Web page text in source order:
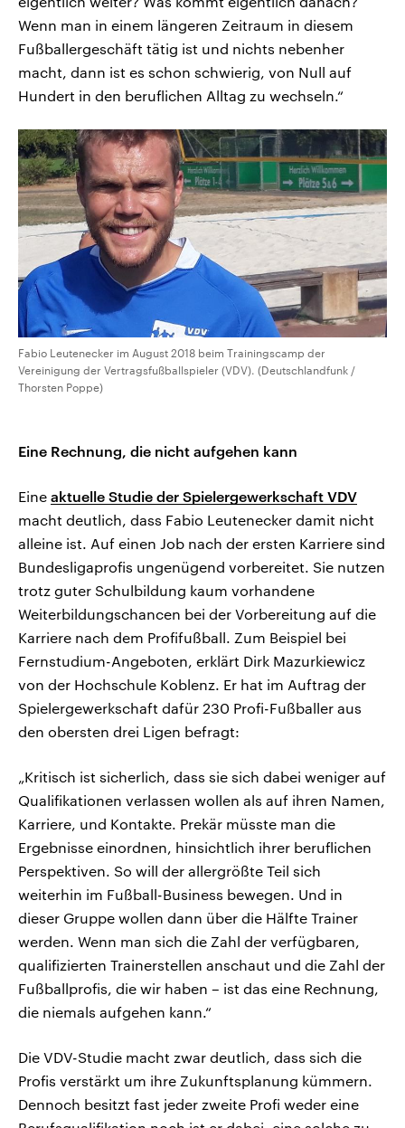
Wenn man in einem längeren Zeitraum in diesem
Fußballergeschäft tätig ist und nichts nebenher
macht, dann ist es schon schwierig, von Null auf
Hundert in den beruflichen Alltag zu wechseln.“
Fabio Leutenecker im August 2018 beim Trainingscamp der
Vereinigung der Vertragsfußballspieler (VDV). (Deutschlandfunk /
Thorsten Poppe)
Eine Rechnung, die nicht aufgehen kann
Eine aktuelle Studie der Spielergewerkschaft VDV
macht deutlich, dass Fabio Leutenecker damit nicht
alleine ist. Auf einen Job nach der ersten Karriere sind
Bundesligaprofis ungenügend vorbereitet. Sie nutzen
trotz guter Schulbildung kaum vorhandene
Weiterbildungschancen bei der Vorbereitung auf die
Karriere nach dem Profifußball. Zum Beispiel bei
Fernstudium-Angeboten, erklärt Dirk Mazurkiewicz
von der Hochschule Koblenz. Er hat im Auftrag der
Spielergewerkschaft dafür 230 Profi-Fußballer aus
den obersten drei Ligen befragt:
„Kritisch ist sicherlich, dass sie sich dabei weniger auf
Qualifikationen verlassen wollen als auf ihren Namen,
Karriere, und Kontakte. Prekär müsste man die
Ergebnisse einordnen, hinsichtlich ihrer beruflichen
Perspektiven. So will der allergrößte Teil sich
weiterhin im Fußball-Business bewegen. Und in
dieser Gruppe wollen dann über die Hälfte Trainer
werden. Wenn man sich die Zahl der verfügbaren,
qualifizierten Trainerstellen anschaut und die Zahl der
Fußballprofis, die wir haben – ist das eine Rechnung,
die niemals aufgehen kann.“
Die VDV-Studie macht zwar deutlich, dass sich die
Profis verstärkt um ihre Zukunftsplanung kümmern.
Dennoch besitzt fast jeder zweite Profi weder eine